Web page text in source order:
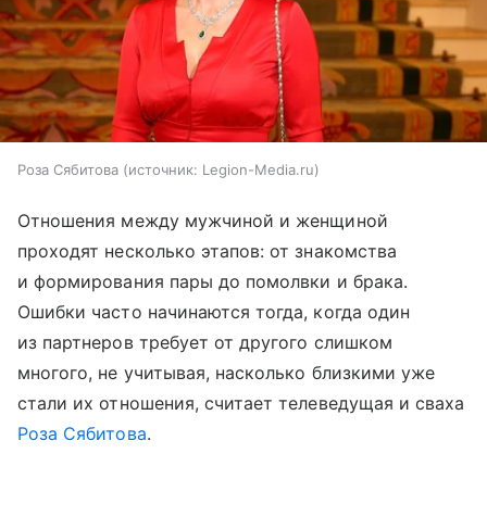
Роза Сябитова источник: Legion-Media.ru
Отношения между мужчиной и женщиной
проходят несколько этапов: от знакомства
и формирования пары до помолвки и брака.
Ошибки часто начинаются тогда, когда один
из партнеров требует от другого слишком
многого, не учитывая, насколько близкими уже
стали их отношения, считает телеведущая и сваха
Роза Сябитова.